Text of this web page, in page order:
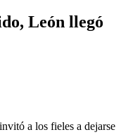
León llegó
a los fieles a dejarse